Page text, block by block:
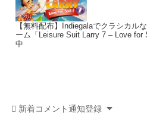
【無料配布】Indiegalaでクラシカル
ーム「Leisure Suit Larry 7 – Love for
中
新着コメント通知登録